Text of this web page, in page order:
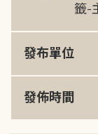
籤-
發布單位
發佈時間